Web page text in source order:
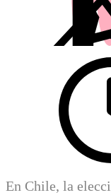
En Chile, la